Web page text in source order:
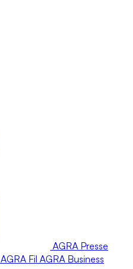
AGRA Presse
AGRA Fil AGRA Business